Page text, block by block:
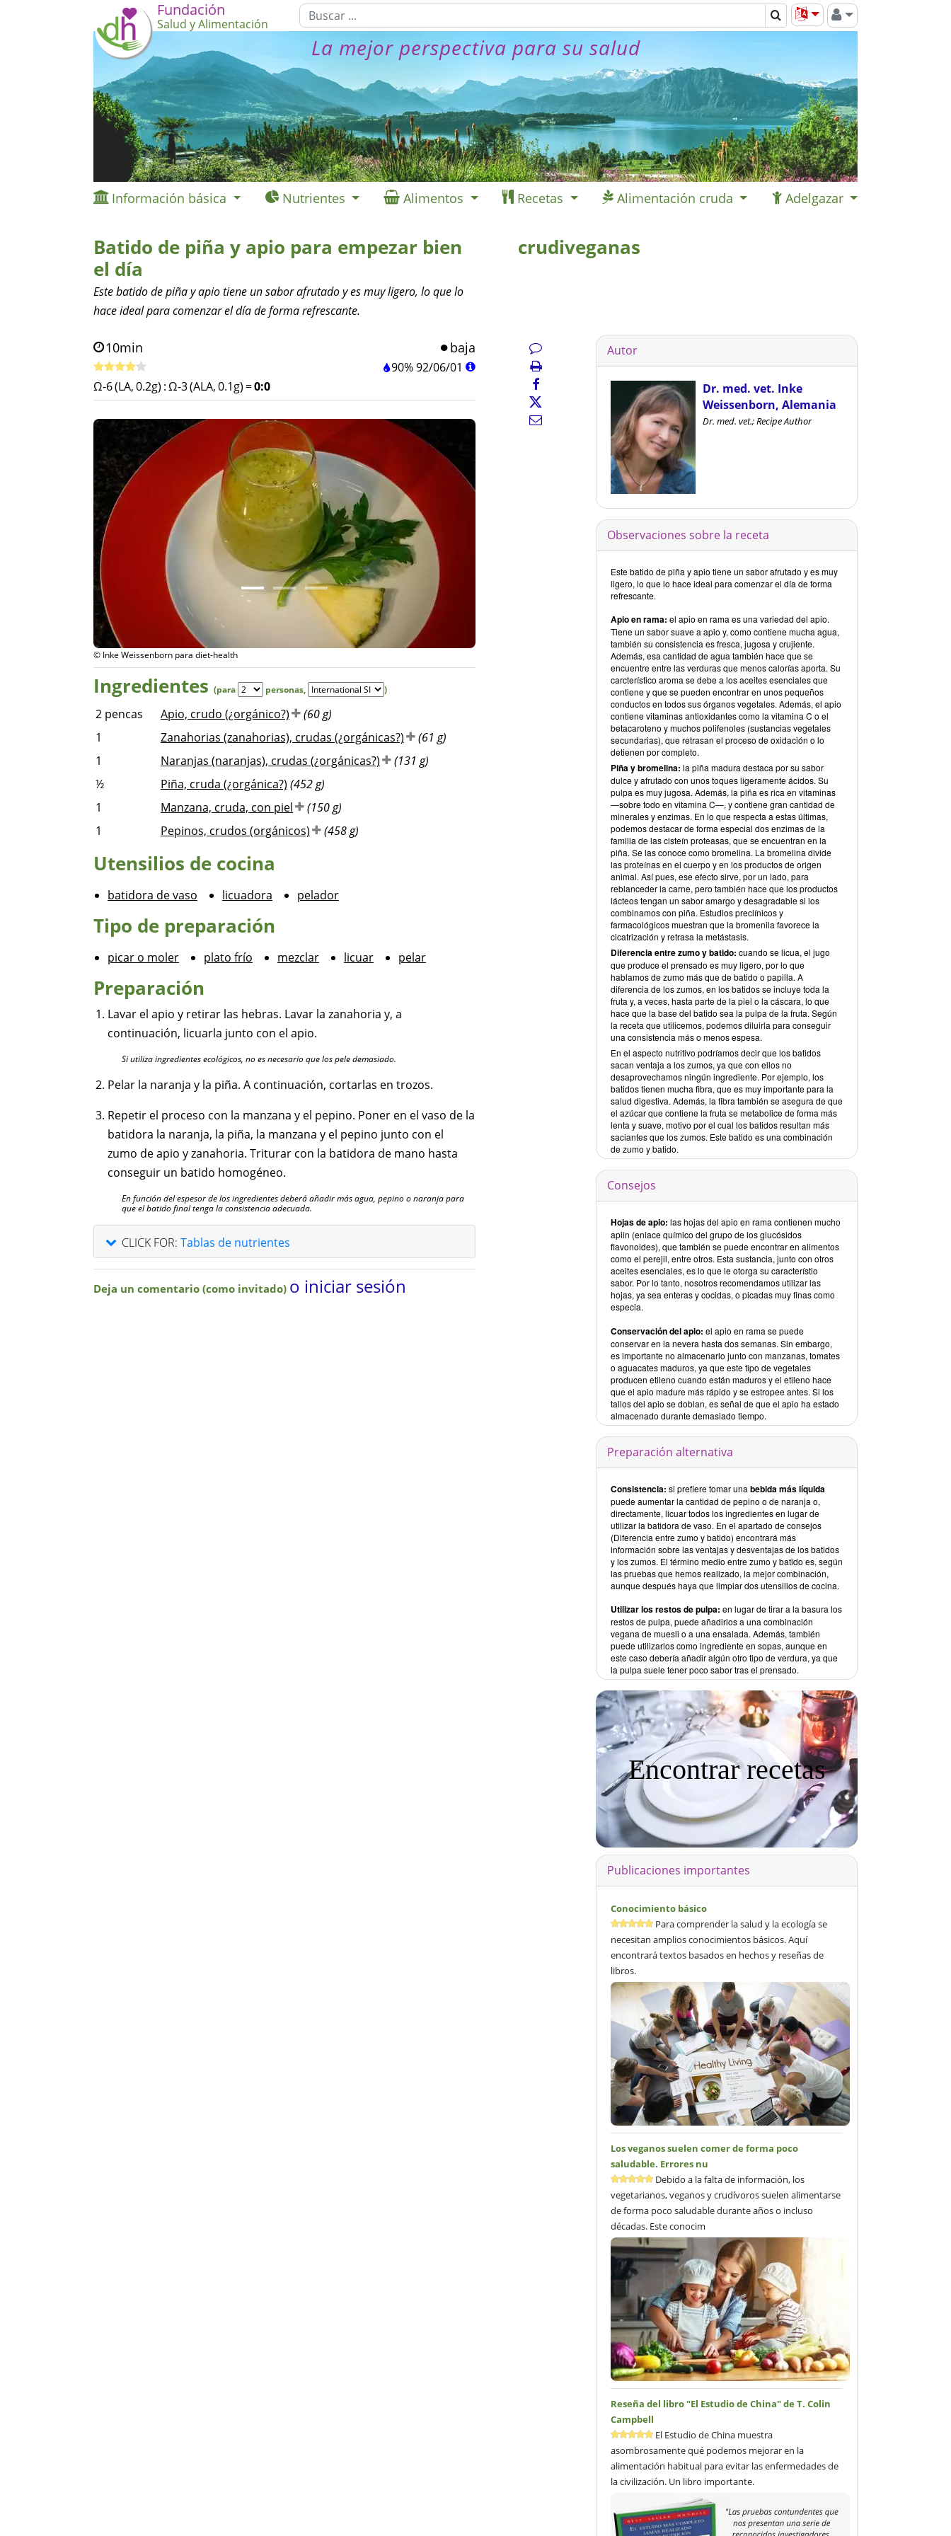
Fundación
Salud y Alimentación
La mejor perspectiva para su salud
Información básica Nutrientes Alimentos Recetas Alimentación cruda Adelgazar
Batido de piña y apio para empezar bien
el día
Este batido de piña y apio tiene un sabor afrutado y es muy ligero, lo que lo
hace ideal para comenzar el día de forma refrescante.
crudiveganas
10min baja
90%92/06/01
Ω-6 (LA, 0.2g) :Ω-3 (ALA, 0.1g) =0:0
© Inke Weissenborn para diet-health © Inke Weissenborn para diet-health
Ingredientes (para personas, )
2 pencas Apio, crudo (¿orgánico?)
(60 g)
1
Zanahorias (zanahorias), crudas (¿orgánicas?)
(61 g)
1
Naranjas (naranjas), crudas (¿orgánicas?)
(131 g)
½
Piña, cruda (¿orgánica?) (452 g)
1
Manzana, cruda, con piel
(150 g)
1
Pepinos, crudos (orgánicos) (458 g)
Utensilios de cocina
batidora de vaso licuadora pelador
Tipo de preparación
picar o moler plato frío mezclar licuar pelar
Preparación
Lavar el apio y retirar las hebras. Lavar la zanahoria y, a
continuación, licuarla junto con el apio.
Si utiliza ingredientes ecológicos, no es necesario que los pele demasiado.
Pelar la naranja y la piña. A continuación, cortarlas en trozos.
Repetir el proceso con la manzana y el pepino. Poner en el vaso de la
batidora la naranja, la piña, la manzana y el pepino junto con el
zumo de apio y zanahoria. Triturar con la batidora de mano hasta
conseguir un batido homogéneo.
En función del espesor de los ingredientes deberá añadir más agua, pepino o naranja para
que el batido final tenga la consistencia adecuada.
CLICK FOR: Tablas de nutrientes
Deja un comentario (como invitado) o iniciar sesión
Autor
Dr. med. vet. Inke
Weissenborn, Alemania
Dr. med. vet.; Recipe Author
Observaciones sobre la receta
Este batido de piña y apio tiene un sabor afrutado y es muy
ligero, lo que lo hace ideal para comenzar el día de forma
refrescante.
Apio en rama: el apio en rama es una variedad del apio.
Tiene un sabor suave a apio y, como contiene mucha agua,
también su consistencia es fresca, jugosa y crujiente.
Además, esa cantidad de agua también hace que se
encuentre entre las verduras que menos calorías aporta. Su
carcterístico aroma se debe a los aceites esenciales que
contiene y que se pueden encontrar en unos pequeños
conductos en todos sus órganos vegetales. Además, el apio
contiene vitaminas antioxidantes como la vitamina C o el
betacaroteno y muchos polifenoles (sustancias vegetales
secundarias), que retrasan el proceso de oxidación o lo
detienen por completo.
Piña y bromelina: la piña madura destaca por su sabor
dulce y afrutado con unos toques ligeramente ácidos. Su
pulpa es muy jugosa. Además, la piña es rica en vitaminas
—sobre todo en vitamina C—, y contiene gran cantidad de
minerales y enzimas. En lo que respecta a estas últimas,
podemos destacar de forma especial dos enzimas de la
familia de las cisteín proteasas, que se encuentran en la
piña. Se las conoce como bromelina. La bromelina divide
las proteínas en el cuerpo y en los productos de origen
animal. Así pues, ese efecto sirve, por un lado, para
reblanceder la carne, pero también hace que los productos
lácteos tengan un sabor amargo y desagradable si los
combinamos con piña. Estudios preclínicos y
farmacológicos muestran que la bromenila favorece la
cicatrización y retrasa la metástasis.
Diferencia entre zumo y batido: cuando se licua, el jugo
que produce el prensado es muy ligero, por lo que
hablamos de zumo más que de batido o papilla. A
diferencia de los zumos, en los batidos se incluye toda la
fruta y, a veces, hasta parte de la piel o la cáscara, lo que
hace que la base del batido sea la pulpa de la fruta. Según
la receta que utilicemos, podemos diluirla para conseguir
una consistencia más o menos espesa.
En el aspecto nutritivo podríamos decir que los batidos
sacan ventaja a los zumos, ya que con ellos no
desaprovechamos ningún ingrediente. Por ejemplo, los
batidos tienen mucha fibra, que es muy importante para la
salud digestiva. Además, la fibra también se asegura de que
el azúcar que contiene la fruta se metabolice de forma más
lenta y suave, motivo por el cual los batidos resultan más
saciantes que los zumos. Este batido es una combinación
de zumo y batido.
Consejos
Hojas de apio: las hojas del apio en rama contienen mucho
apiin (enlace químico del grupo de los glucósidos
flavonoides), que también se puede encontrar en alimentos
como el perejil, entre otros. Esta sustancia, junto con otros
aceites esenciales, es lo que le otorga su característio
sabor. Por lo tanto, nosotros recomendamos utilizar las
hojas, ya sea enteras y cocidas, o picadas muy finas como
especia.
Conservación del apio: el apio en rama se puede
conservar en la nevera hasta dos semanas. Sin embargo,
es importante no almacenarlo junto con manzanas, tomates
o aguacates maduros, ya que este tipo de vegetales
producen etileno cuando están maduros y el etileno hace
que el apio madure más rápido y se estropee antes. Si los
tallos del apio se doblan, es señal de que el apio ha estado
almacenado durante demasiado tiempo.
Preparación alternativa
Consistencia: si prefiere tomar una bebida más líquida
puede aumentar la cantidad de pepino o de naranja o,
directamente, licuar todos los ingredientes en lugar de
utilizar la batidora de vaso. En el apartado de consejos
(Diferencia entre zumo y batido) encontrará más
información sobre las ventajas y desventajas de los batidos
y los zumos. El término medio entre zumo y batido es, según
las pruebas que hemos realizado, la mejor combinación,
aunque después haya que limpiar dos utensilios de cocina.
Utilizar los restos de pulpa: en lugar de tirar a la basura los
restos de pulpa, puede añadirlos a una combinación
vegana de muesli o a una ensalada. Además, también
puede utilizarlos como ingrediente en sopas, aunque en
este caso debería añadir algún otro tipo de verdura, ya que
la pulpa suele tener poco sabor tras el prensado.
Encontrar recetas
Publicaciones importantes
Conocimiento básico
Para comprender la salud y la ecología se
necesitan amplios conocimientos básicos. Aquí
encontrará textos basados en hechos y reseñas de
libros.
Los veganos suelen comer de forma poco
saludable. Errores nu
Debido a la falta de información, los
vegetarianos, veganos y crudívoros suelen alimentarse
de forma poco saludable durante años o incluso
décadas. Este conocim
Reseña del libro "El Estudio de China" de T. Colin
Campbell
El Estudio de China muestra
asombrosamente qué podemos mejorar en la
alimentación habitual para evitar las enfermedades de
la civilización. Un libro importante.